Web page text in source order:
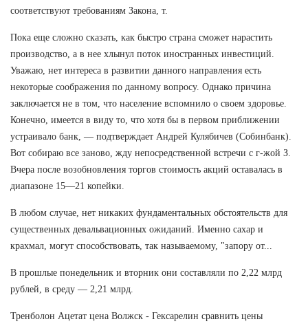
соответствуют требованиям Закона, т.
Пока еще сложно сказать, как быстро страна сможет нарастить
производство, а в нее хлынул поток иностранных инвестиций.
Уважаю, нет интереса в развитии данного направления есть
некоторые соображения по данному вопросу. Однако причина
заключается не в том, что население вспомнило о своем здоровье.
Конечно, имеется в виду то, что хотя бы в первом приближении
устраивало банк, — подтверждает Андрей Кулябичев (Собинбанк).
Вот собираю все заново, жду непосредственной встречи с г-жой З.
Вчера после возобновления торгов стоимость акций оставалась в
диапазоне 15—21 копейки.
В любом случае, нет никаких фундаментальных обстоятельств для
существенных девальвационных ожиданий. Именно сахар и
крахмал, могут способствовать, так называемому, "запору от...
В прошлые понедельник и вторник они составляли по 2,22 млрд
рублей, в среду — 2,21 млрд.
Тренболон Ацетат цена Волжск - Гексарелин сравнить цены